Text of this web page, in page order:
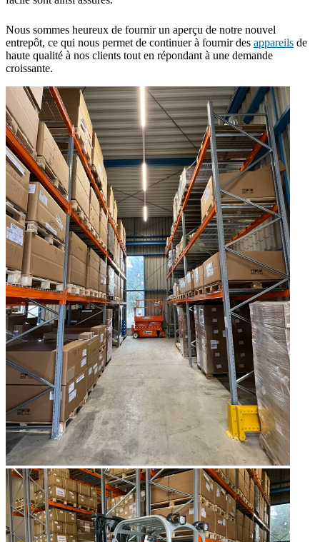
Nous sommes heureux de fournir un aperçu de notre nouvel
entrepôt, ce qui nous permet de continuer à fournir des appareils de
haute qualité à nos clients tout en répondant à une demande
croissante.